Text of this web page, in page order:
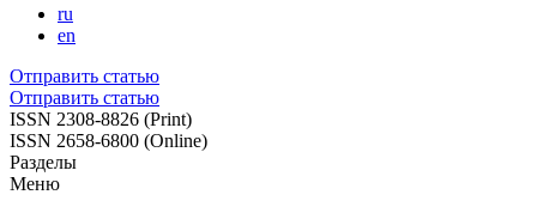
ru
en
Отправить статью
Отправить статью
ISSN 2308-8826 (Print)
ISSN 2658-6800 (Online)
Разделы
Меню